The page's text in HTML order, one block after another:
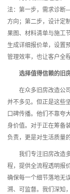
法：第一步，需求诊断
方向；第二步，设计定
果图、材料清单与施工
生成详细报价单，设置
管理效率，也让客户全
选择值得信赖的旧
在众多旧房改造公司
并不多见。但正是这些
口碑传播。他们不靠夸
身价值。对于正在筹备
负责，更是对生活质量
我们专注旧房改造多
程，提供全流程透明报
确保每一个细节落地无
溯、可监督。我们深知